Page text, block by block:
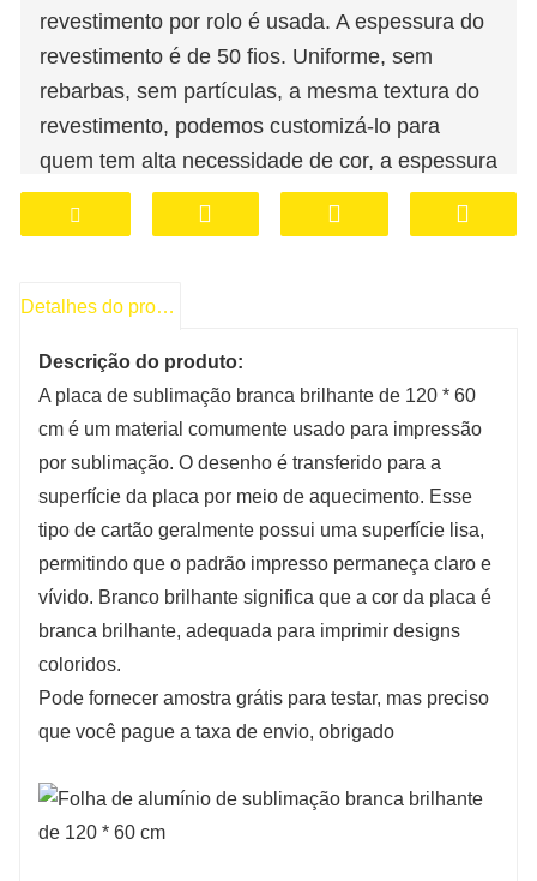
revestimento por rolo é usada. A espessura do
revestimento é de 50 fios. Uniforme, sem
rebarbas, sem partículas, a mesma textura do
revestimento, podemos customizá-lo para
quem tem alta necessidade de cor, a espessura
do revestimento é de 80 fios.
Detalhes do produto
Descrição do produto:
A placa de sublimação branca brilhante de 120 * 60
cm é um material comumente usado para impressão
por sublimação. O desenho é transferido para a
superfície da placa por meio de aquecimento. Esse
tipo de cartão geralmente possui uma superfície lisa,
permitindo que o padrão impresso permaneça claro e
vívido. Branco brilhante significa que a cor da placa é
branca brilhante, adequada para imprimir designs
coloridos.
Pode fornecer amostra grátis para testar, mas preciso
que você pague a taxa de envio, obrigado